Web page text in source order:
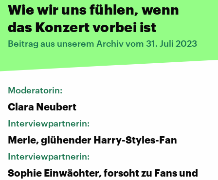
Wie wir uns fühlen, wenn
das Konzert vorbei ist
Beitrag aus unserem Archiv vom 31. Juli 2023
Moderatorin:
Clara Neubert
Interviewpartnerin:
Merle, glühender Harry-Styles-Fan
Interviewpartnerin:
Sophie Einwächter, forscht zu Fans und